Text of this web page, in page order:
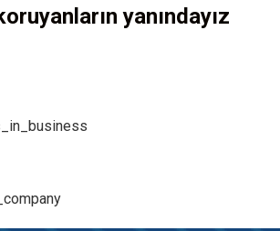
yanındayız